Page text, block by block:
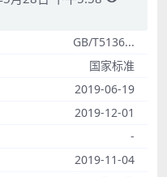
GB/T5136...
国家标准
2019-06-19
2019-12-01
-
2019-11-04